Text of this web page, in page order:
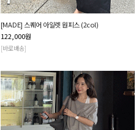
[MADE] 스퀘어 아일렛 원피스 (2col)
122,000원
[바로배송]